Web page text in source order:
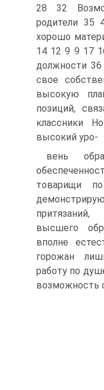
28 32
родители
хорошо
14 12 9 9 17
должности
свое
высокую
позиций,
классники
высокий уро-
вень
товарищи
высшего
вполне
горожан
работу по
возможность